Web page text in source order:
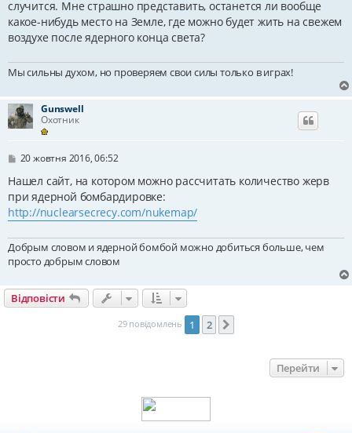
д
о
м
л
н
н
случится. Мне страшно представить, останется ли вообще
какое-нибудь место на Земле, где можно будет жить на свежем
воздухе после ядерного конца света?
Мы сильны духом, но проверяем свои силы только в играх!
Gunswell
Охотник
П
в
д
о
м
е
н
20 жовтня 2016, 06:52
Нашел сайт, на котором можно рассчитать количество жерв
при ядерной бомбардировке:
http://nuclearsecrecy.com/nukemap/
Добрым словом и ядерной бомбой можно добиться больше, чем
просто добрым словом
Відповісти
29 повідомлень 1 2
Перейти